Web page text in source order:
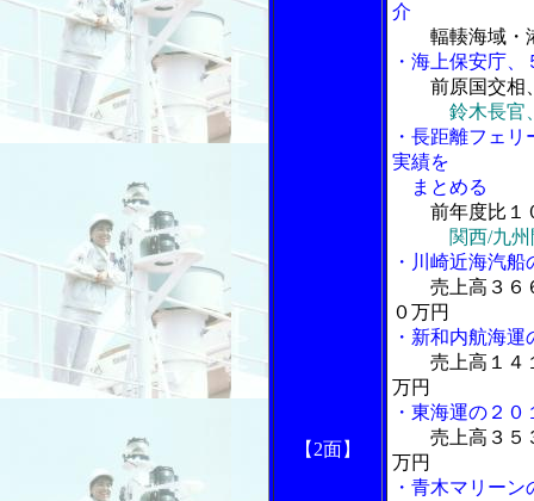
【2面】
介
輻輳海域・
・海上保安庁
前原国交相
鈴木長官
・長距離フェ
実績を
まとめる
前年度比１
関西/九
・川崎近海汽
売上高３６
０万円
・新和内航海
売上高１４
万円
・東海運の２
売上高３５
万円
・青木マリー